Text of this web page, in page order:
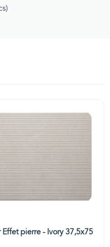
pierre - Ivory 37,5x75